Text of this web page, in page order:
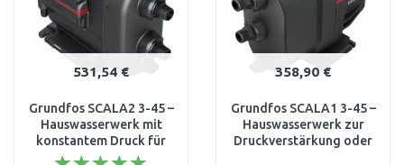
531,54 €
Grundfos SCALA2 3-45 –
Hauswasserwerk mit
konstantem Druck für
Leitung & Brunnen
358,90 €
Grundfos SCALA1 3-45 –
Hauswasserwerk zur
Druckverstärkung oder